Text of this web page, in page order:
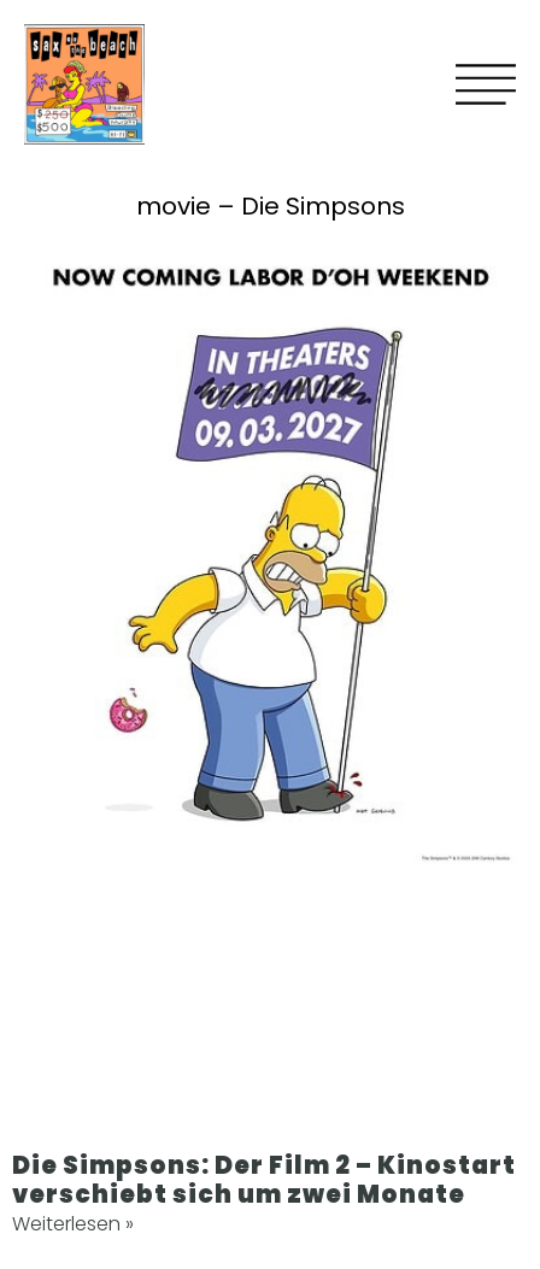
movie – Die Simpsons
Die Simpsons: Der Film 2 – Kinostart
verschiebt sich um zwei Monate
Weiterlesen »